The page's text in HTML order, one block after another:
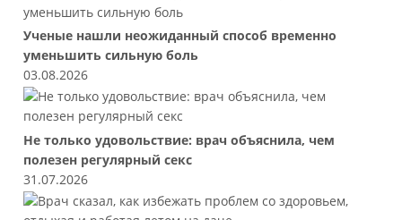
Ученые нашли неожиданный способ временно
уменьшить сильную боль
03.08.2026
Не только удовольствие: врач объяснила, чем
полезен регулярный секс
31.07.2026